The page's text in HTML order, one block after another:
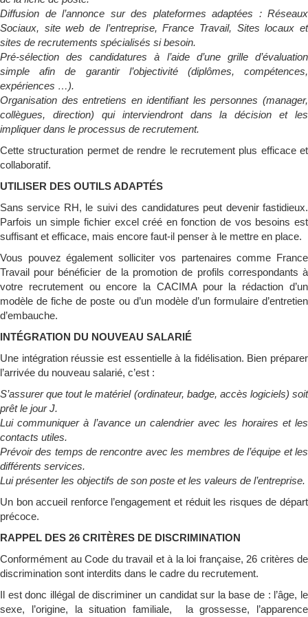
Diffusion de l’annonce sur des plateformes adaptées : Réseaux
Sociaux, site web de l’entreprise, France Travail, Sites locaux et
sites de recrutements spécialisés si besoin.
Pré-sélection des candidatures à l’aide d’une grille d’évaluation
simple afin de garantir l’objectivité (diplômes, compétences,
expériences …).
Organisation des entretiens en identifiant les personnes (manager,
collègues, direction) qui interviendront dans la décision et les
impliquer dans le processus de recrutement.
Cette structuration permet de rendre le recrutement plus efficace et
collaboratif.
UTILISER DES OUTILS ADAPTÉS
Sans service RH, le suivi des candidatures peut devenir fastidieux.
Parfois un simple fichier excel créé en fonction de vos besoins est
suffisant et efficace, mais encore faut-il penser à le mettre en place.
Vous pouvez également solliciter vos partenaires comme France
Travail pour bénéficier de la promotion de profils correspondants à
votre recrutement ou encore la CACIMA pour la rédaction d’un
modèle de fiche de poste ou d’un modèle d’un formulaire d’entretien
d’embauche.
INTÉGRATION DU NOUVEAU SALARIÉ
Une intégration réussie est essentielle à la fidélisation. Bien préparer
l’arrivée du nouveau salarié, c’est :
S’assurer que tout le matériel (ordinateur, badge, accès logiciels) soit
prêt le jour J.
Lui communiquer à l’avance un calendrier avec les horaires et les
contacts utiles.
Prévoir des temps de rencontre avec les membres de l’équipe et les
différents services.
Lui présenter les objectifs de son poste et les valeurs de l’entreprise.
Un bon accueil renforce l’engagement et réduit les risques de départ
précoce.
RAPPEL DES 26 CRITÈRES DE DISCRIMINATION
Conformément au Code du travail et à la loi française, 26 critères de
discrimination sont interdits dans le cadre du recrutement.
Il est donc illégal de discriminer un candidat sur la base de : l’âge, le
sexe, l’origine, la situation familiale, la grossesse, l’apparence